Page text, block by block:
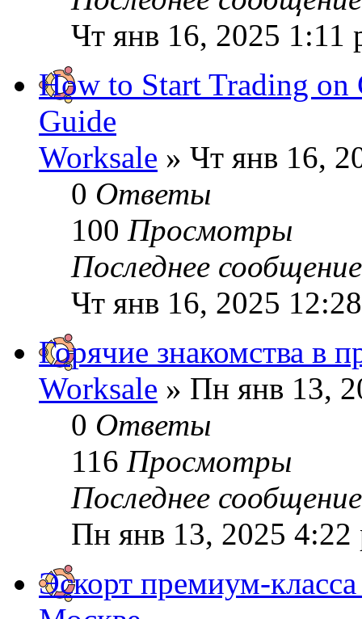
Чт янв 16, 2025 1:11
How to Start Trading on
Guide
Worksale » Чт янв 16,
0 Ответы
100 Просмотры
Последнее
Чт янв 16, 2025
Горячие знакомства в
Worksale » Пн янв 13,
0 Ответы
116 Просмотры
Последнее
Пн янв 13, 2025 4:22
Эскорт премиум-